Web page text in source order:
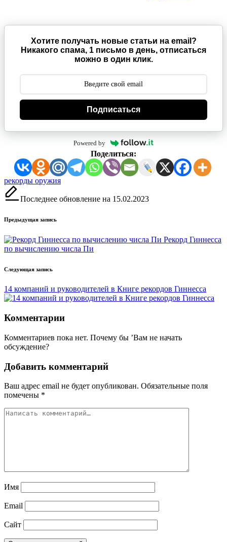
Хотите получать новые статьи на email?
Никакого спама, 1 письмо в день, отписаться
можно в один клик.
Подписаться
Powered by
Поделиться:
Метки:
рекорды оружия
Последнее обновление на 15.02.2023
Навигация
записи
Предыдущая запись
Рекорд Гиннесса
по вычислению числа Пи
Следующая запись
14 компаний и руководителей в Книге рекордов Гиннесса
Комментарии
Комментариев пока нет. Почему бы ’Вам не начать
обсуждение?
Добавить комментарий
Ваш адрес email не будет опубликован. Обязательные поля
помечены *
Имя
Email
Сайт